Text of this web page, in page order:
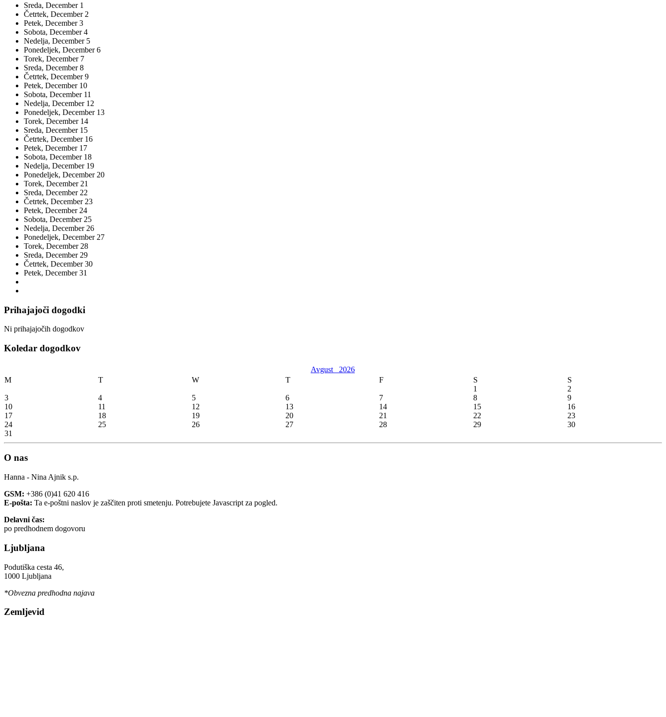
Sreda, December1
Četrtek, December2
Petek, December3
Sobota, December4
Nedelja, December5
Ponedeljek, December6
Torek, December7
Sreda, December8
Četrtek, December9
Petek, December10
Sobota, December11
Nedelja, December12
Ponedeljek, December13
Torek, December14
Sreda, December15
Četrtek, December16
Petek, December17
Sobota, December18
Nedelja, December19
Ponedeljek, December20
Torek, December21
Sreda, December22
Četrtek, December23
Petek, December24
Sobota, December25
Nedelja, December26
Ponedeljek, December27
Torek, December28
Sreda, December29
Četrtek, December30
Petek, December31
Prihajajoči dogodki
Ni prihajajočih dogodkov
Koledar dogodkov
Avgust 2026
M
T W T F S
S
1
2
3
4 5 6 7 8
9
10
11 12 13 14 15
16
17
18 19 20 21 22
23
24
25 26 27 28 29
30
31
O nas
Hanna - Nina Ajnik s.p.
GSM: +386 (0)41 620 416
E-pošta: Ta e-poštni naslov je zaščiten proti smetenju. Potrebujete Javascript za pogled.
Delavni čas:
po predhodnem dogovoru
Ljubljana
Podutiška cesta 46,
1000 Ljubljana
*Obvezna predhodna najava
Zemljevid